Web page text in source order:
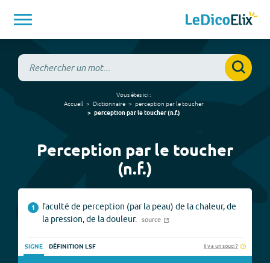
Vous êtes ici :
Accueil
Dictionnaire perception par le toucher
perception par le toucher(n.f.)
Perception par le toucher
(n.f.)
1
faculté de perception (par la peau) de la chaleur, de
la pression, de la douleur.
source
SIGNE DÉFINITION LSF Il y a un souci ?